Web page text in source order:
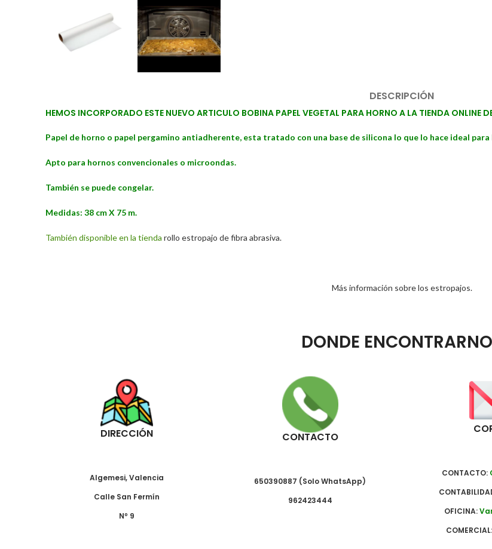
DESCRIPCIÓN
HEMOS INCORPORADO ESTE NUEVO ARTICULO BOBINA PAPEL VEGETAL PARA HORNO A LA TIENDA ONLINE
Papel de horno o papel pergamino antiadherente, esta tratado con una base de silicona lo que lo hace ideal
Apto para hornos convencionales o microondas.
También se puede congelar.
Medidas: 38 cm X 75 m.
También disponible en la tienda rollo estropajo de fibra abrasiva.
Más información sobre los estropajos.
DONDE
DIRECCIÓN
Algemesi, Valencia
Calle San Fermín
Nº 9
CONTACTO
650390887 (Solo WhatsApp)
962423444
CONTACTO:
OFICINA: